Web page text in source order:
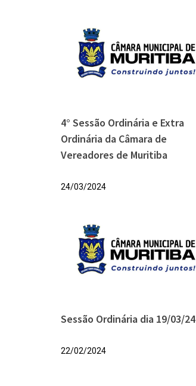
4° Sessão Ordinária e Extra
Ordinária da Câmara de
Vereadores de Muritiba
24/03/2024
Sessão Ordinária dia 19/03/24
22/02/2024